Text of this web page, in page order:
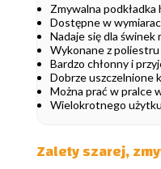
Zmywalna
Dostępne w
Nadaje się dla
Wykonane z poliestru
Bardzo chłonny i
Dobrze uszczelnione
Można prać w pralce
Wielokrotnego
Zalety szarej,